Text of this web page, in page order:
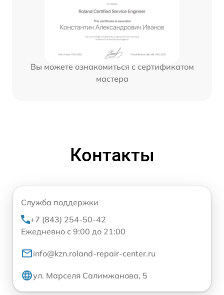
Вы можете ознакомиться с сертификатом
мастера
Контакты
Служба поддержки
+7 (843) 254-50-42
Ежедневно с 9:00 до 21:00
info@kzn.roland-repair-center.ru
ул. Марселя Салимжанова, 5